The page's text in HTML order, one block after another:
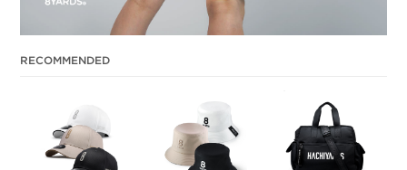
RECOMMENDED